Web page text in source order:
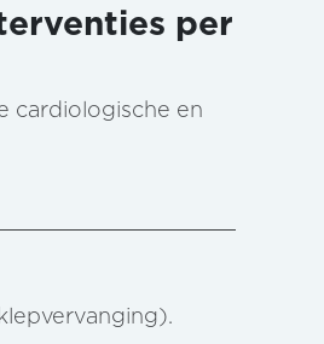
per
cardiologische en